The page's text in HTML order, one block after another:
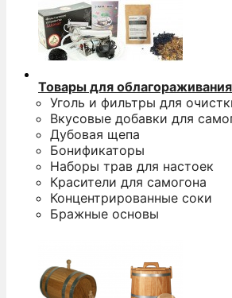
Товары для
Уголь и фильтры для
Вкусовые добавки для
Дубовая щепа
Бонификаторы
Наборы трав для настоек
Красители для самогона
Концентрированные соки
Бражные основы